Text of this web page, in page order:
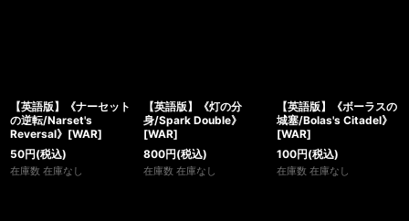
【英語版】《ナーセット
の逆転/Narset's
Reversal》[WAR]
50円(税込)
在庫数 在庫なし
【英語版】《灯の分
身/Spark Double》
[WAR]
800円(税込)
在庫数 在庫なし
【英語版】《ボーラスの
城塞/Bolas's Citadel》
[WAR]
100円(税込)
在庫数 在庫なし